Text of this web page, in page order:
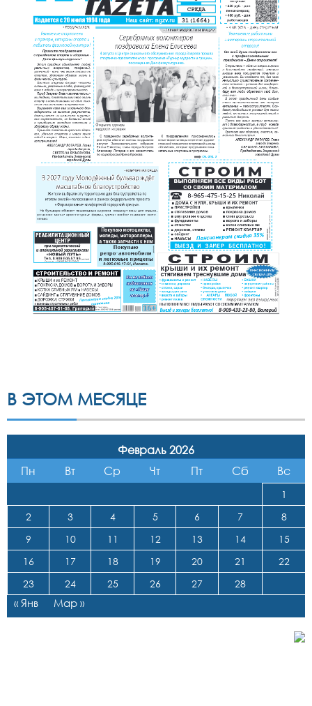
В ЭТОМ МЕСЯЦЕ
Февраль 2026
Пн
Вт Ср Чт Пт Сб Вс
1
2
3 4 5 6 7
8
9
10 11 12 13 14
15
16
17 18 19 20 21
22
23
24 25 26 27 28
« Янв Мар »